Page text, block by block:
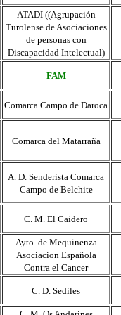
ATADI ((Agrupación
Turolense de Asociaciones
de personas con
Discapacidad Intelectual)
FAM
Comarca Campo de Daroca
Comarca del Matarraña
A. D. Senderista Comarca
Campo de Belchite
C. M. El Caidero
Ayto. de Mequinenza
Asociacion Española
Contra el Cancer
C. D. Sediles